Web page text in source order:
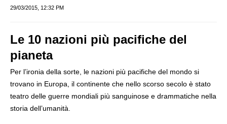
29/03/2015, 12:32 PM
Le 10 nazioni più pacifiche del
pianeta
Per l’ironia della sorte, le nazioni più pacifiche del mondo si
trovano in Europa, il continente che nello scorso secolo è stato
teatro delle guerre mondiali più sanguinose e drammatiche nella
storia dell’umanità.